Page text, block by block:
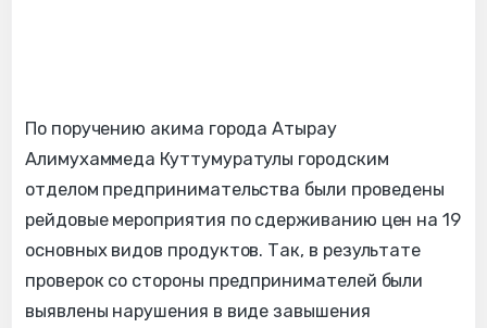
По поручению акима города Атырау
Алимухаммеда Куттумуратулы городским
отделом предпринимательства были проведены
рейдовые мероприятия по сдерживанию цен на 19
основных видов продуктов. Так, в результате
проверок со стороны предпринимателей были
выявлены нарушения в виде завышения